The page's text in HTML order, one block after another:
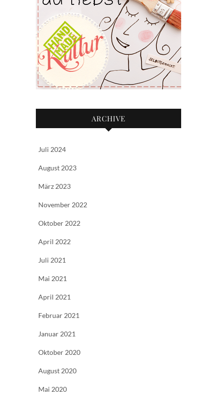
ARCHIVE
Juli 2024
August 2023
März 2023
November 2022
Oktober 2022
April 2022
Juli 2021
Mai 2021
April 2021
Februar 2021
Januar 2021
Oktober 2020
August 2020
Mai 2020